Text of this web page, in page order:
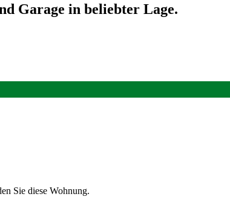
Garage in beliebter Lage.
Sie diese Wohnung.